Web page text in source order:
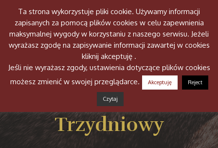
2025 07 29-31 Rajd
Trzydniowy
Ta strona wykorzystuje pliki cookie. Używamy informacji
zapisanych za pomocą plików cookies w celu zapewnienia
maksymalnej wygody w korzystaniu z naszego serwisu. Jeżeli
wyrażasz zgodę na zapisywanie informacji zawartej w cookies
kliknij akceptuję .
Jeśli nie wyrażasz zgody, ustawienia dotyczące plików cookies
możesz zmienić w swojej przeglądarce.
Akceptuję Reject
Czytaj